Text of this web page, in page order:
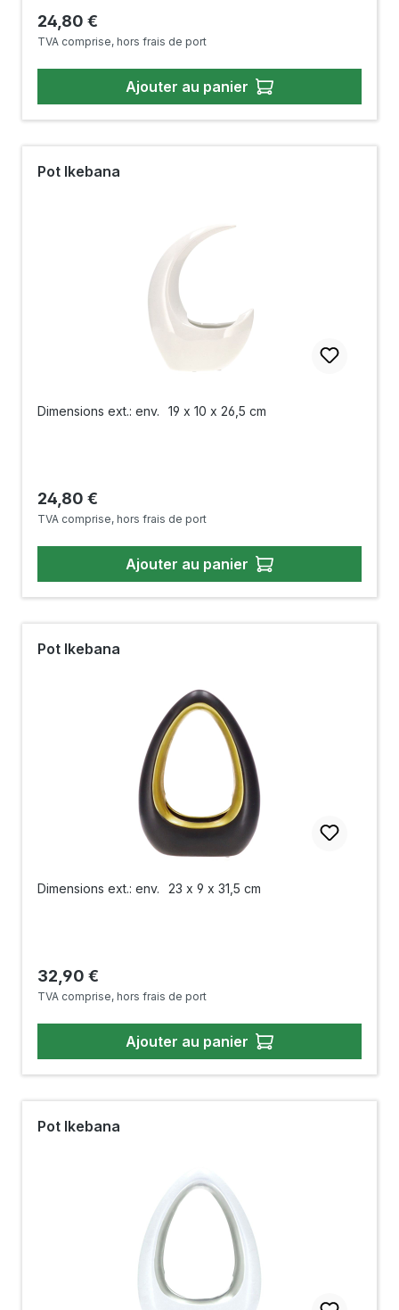
Prix régulier :
24,80 €
TVA comprise, hors frais de port
Ajouter au panier
Pot Ikebana
Dimensions ext.: env. 19 x 10 x 26,5 cm
Prix régulier :
24,80 €
TVA comprise, hors frais de port
Ajouter au panier
Pot Ikebana
Dimensions ext.: env. 23 x 9 x 31,5 cm
Prix régulier :
32,90 €
TVA comprise, hors frais de port
Ajouter au panier
Pot Ikebana